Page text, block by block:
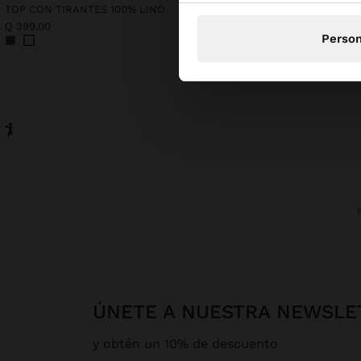
TOP CON TIRANTES 100% LINO
Q 399,00
ÚNETE A NUESTRA
y obtén un 10% de descuento